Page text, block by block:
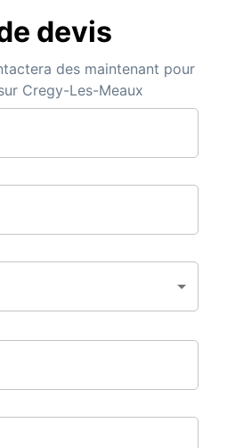
devis
des maintenant pour
Cregy-Les-Meaux